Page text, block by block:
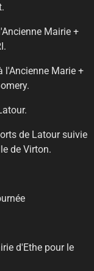
Mairie +
l'Ancienne Marie +
de Latour suivie
de Virton.
d'Ethe pour le